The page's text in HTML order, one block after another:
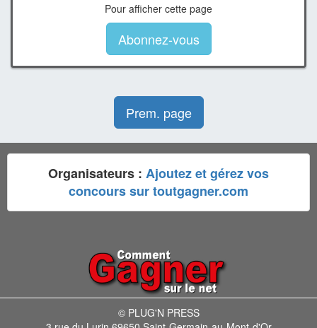
Pour afficher cette page
Abonnez-vous
Prem. page
Organisateurs : Ajoutez et gérez vos
concours sur toutgagner.com
© PLUG'N PRESS